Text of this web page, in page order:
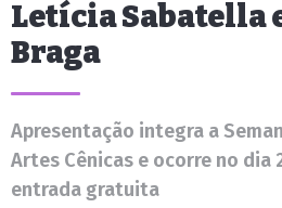
Letícia Sabatella
Braga
Apresentação integra a
Artes Cênicas e ocorre no dia
entrada gratuita